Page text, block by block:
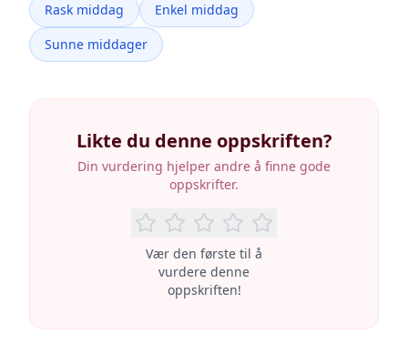
Rask middag
Enkel middag
Sunne middager
Likte du denne oppskriften?
Din vurdering hjelper andre å finne gode
oppskrifter.
Vær den første til å
vurdere denne
oppskriften!